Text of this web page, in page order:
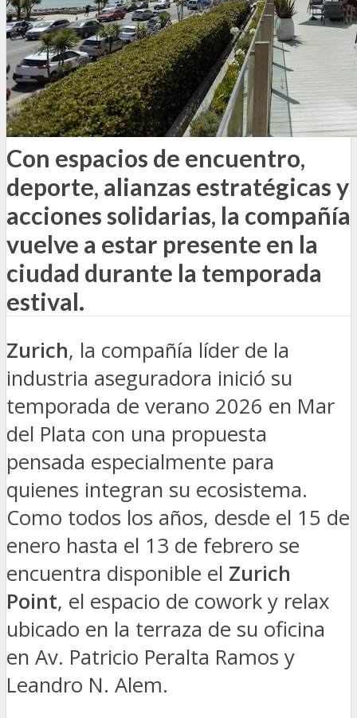
Con espacios de encuentro,
deporte, alianzas estratégicas y
acciones solidarias, la compañía
vuelve a estar presente en la
ciudad durante la temporada
estival.
Zurich, la compañía líder de la
industria aseguradora inició su
temporada de verano 2026 en Mar
del Plata con una propuesta
pensada especialmente para
quienes integran su ecosistema.
Como todos los años, desde el 15 de
enero hasta el 13 de febrero se
encuentra disponible el Zurich
Point, el espacio de cowork y relax
ubicado en la terraza de su oficina
en Av. Patricio Peralta Ramos y
Leandro N. Alem.